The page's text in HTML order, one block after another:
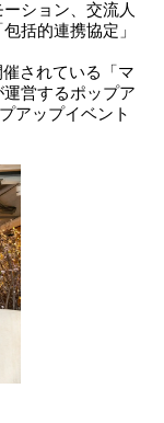
ション、交流人
括的連携協定」
されている「マ
営するポップア
アップイベント